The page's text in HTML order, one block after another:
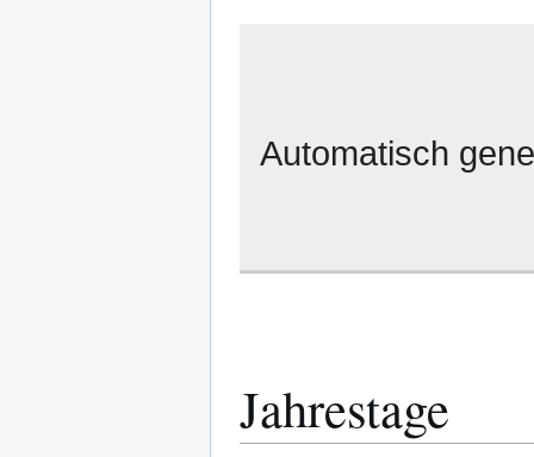
Automatisch
Jahrestage